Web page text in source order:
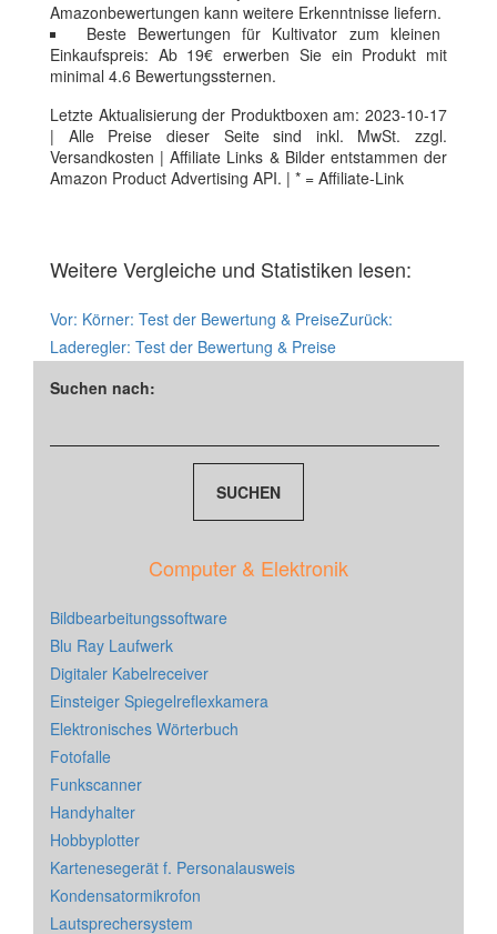
Amazonbewertungen kann weitere Erkenntnisse liefern.
Beste Bewertungen für Kultivator zum kleinen
Einkaufspreis: Ab 19€ erwerben Sie ein Produkt mit
minimal 4.6 Bewertungssternen.
Letzte Aktualisierung der Produktboxen am: 2023-10-17
| Alle Preise dieser Seite sind inkl. MwSt. zzgl.
Versandkosten | Affiliate Links & Bilder entstammen der
Amazon Product Advertising API. | * = Affiliate-Link
Weitere Vergleiche und Statistiken lesen:
Vor: Körner: Test der Bewertung & PreiseZurück:
Laderegler: Test der Bewertung & Preise
Suchen nach:
Computer & Elektronik
Bildbearbeitungssoftware
Blu Ray Laufwerk
Digitaler Kabelreceiver
Einsteiger Spiegelreflexkamera
Elektronisches Wörterbuch
Fotofalle
Funkscanner
Handyhalter
Hobbyplotter
Kartenesegerät f. Personalausweis
Kondensatormikrofon
Lautsprechersystem